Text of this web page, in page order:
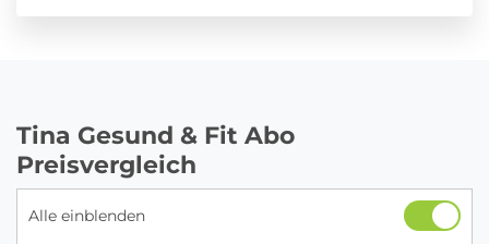
Tina Gesund & Fit Abo
Preisvergleich
Alle einblenden